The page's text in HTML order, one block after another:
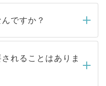
ら、弊社担当者がご
の後メールもしくは
以内にはご連絡をせて
ばらくお待ちくださ
ですか？
取り扱っている求人の
イトからご覧いただ
です。非公開求人は
一般には公開してい
れることはありま